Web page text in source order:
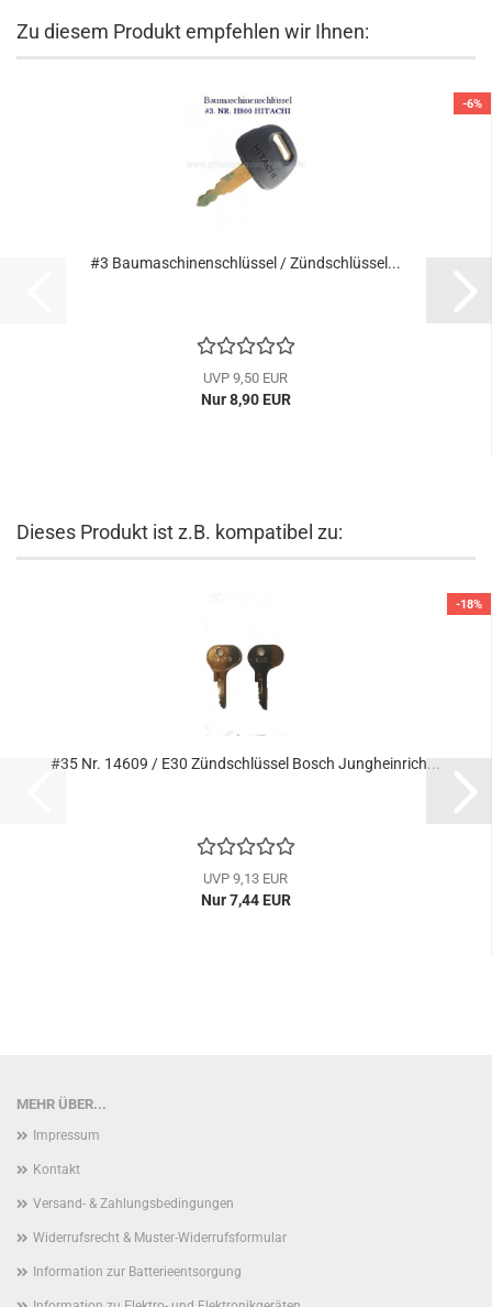
Zu diesem Produkt empfehlen wir Ihnen:
-6%
#3 Baumaschinenschlüssel / Zündschlüssel...
UVP 9,50 EUR
Nur 8,90 EUR
Dieses Produkt ist z.B. kompatibel zu:
-18%
#35 Nr. 14609 / E30 Zündschlüssel Bosch Jungheinrich...
UVP 9,13 EUR
Nur 7,44 EUR
MEHR ÜBER...
Impressum
Kontakt
Versand- & Zahlungsbedingungen
Widerrufsrecht & Muster-Widerrufsformular
Information zur Batterieentsorgung